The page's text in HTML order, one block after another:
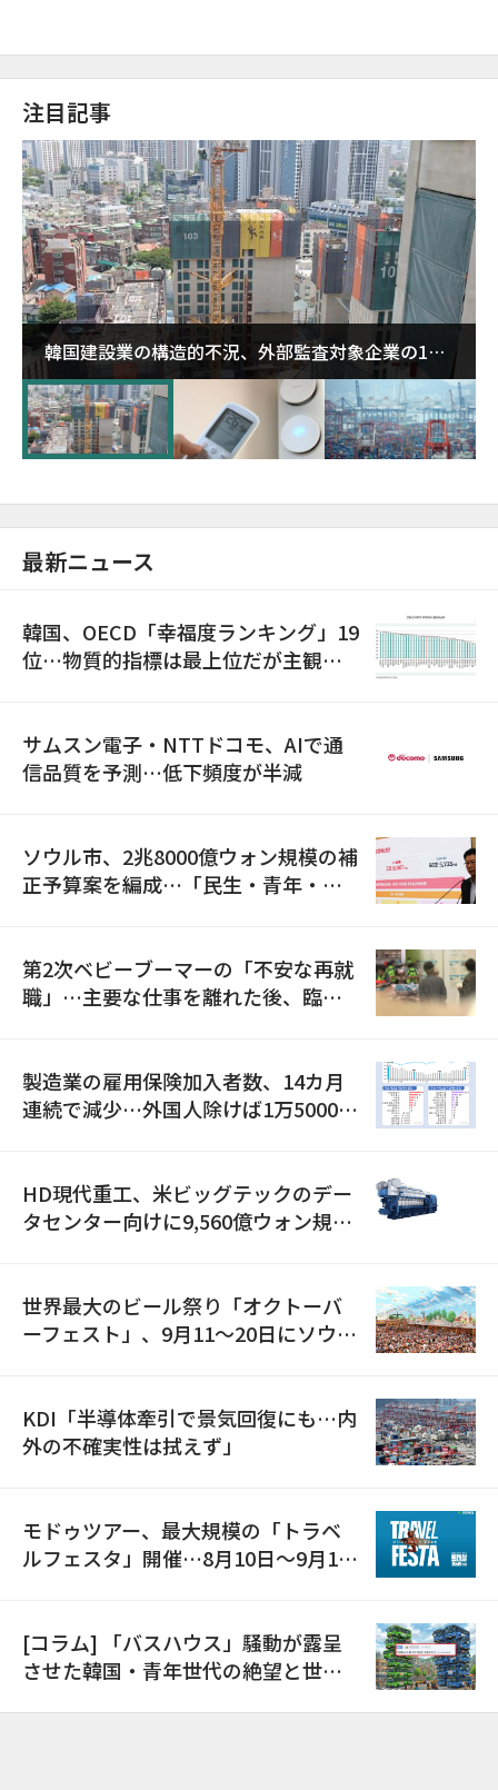
注目記事
韓国建設業の構造的不況、外部監査対象企業の1割
超が「ゾンビ企業」に…5年で2.8倍増
最新ニュース
韓国、OECD「幸福度ランキング」19
位…物質的指標は最上位だが主観的
サムスン電子・NTTドコモ、AIで通
信品質を予測…低下頻度が半減
ソウル市、2兆8000億ウォン規模の補
正予算案を編成…「民生・青年・安
第2次ベビーブーマーの「不安な再就
職」…主要な仕事を離れた後、臨時
製造業の雇用保険加入者数、14カ月
連続で減少…外国人除けば1万5000人
HD現代重工、米ビッグテックのデー
タセンター向けに9,560億ウォン規模
世界最大のビール祭り「オクトーバ
ーフェスト」、9月11〜20日にソウル
KDI「半導体牽引で景気回復にも…内
外の不確実性は拭えず」
モドゥツアー、最大規模の「トラベ
ルフェスタ」開催…8月10日～9月11
[コラム] 「バスハウス」騒動が露呈
させた韓国・青年世代の絶望と世代